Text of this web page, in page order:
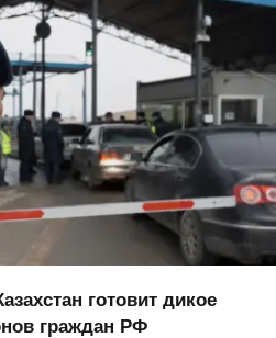
готовит дикое
граждан РФ